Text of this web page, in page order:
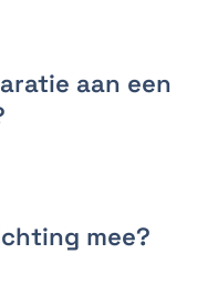
aan een
mee?